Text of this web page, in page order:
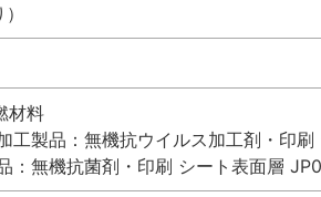
材料
工製品：無機抗ウイルス加工剤・印
：無機抗菌剤・印刷 シート表面層